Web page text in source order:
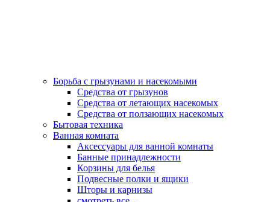
Борьба с грызунами и насекомыми
Средства от грызунов
Средства от летающих насекомых
Средства от ползающих насекомых
Бытовая техника
Ванная комната
Аксессуары для ванной комнаты
Банные принадлежности
Корзины для белья
Подвесные полки и ящики
Шторы и карнизы